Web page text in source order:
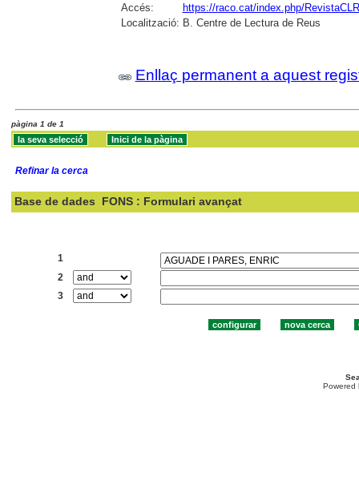
Accés:
https://raco.cat/index.php/
Localització: B. Centre de Lectura de Reus
Enllaç permanent a aquest
pàgina 1 de 1
Refinar la cerca
Base de dades FONS : Formulari avançat
1
2
3
Powered